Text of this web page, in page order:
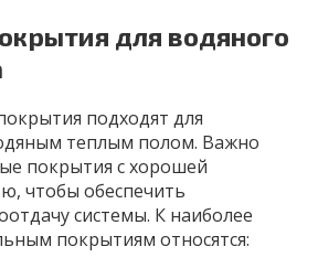
для водяного
подходят для
теплым полом. Важно
покрытия с хорошей
чтобы обеспечить
системы. К наиболее
покрытиям относятся: